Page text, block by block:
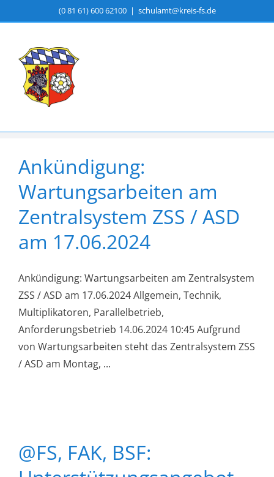
Inhalt
(0 81 61) 600 62100 | schulamt@kreis-fs.de
Ankündigung:
Wartungsarbeiten am
Zentralsystem ZSS / ASD
am 17.06.2024
Ankündigung: Wartungsarbeiten am Zentralsystem
ZSS / ASD am 17.06.2024 Allgemein, Technik,
Multiplikatoren, Parallelbetrieb,
Anforderungsbetrieb 14.06.2024 10:45 Aufgrund
von Wartungsarbeiten steht das Zentralsystem ZSS
/ ASD am Montag, ...
@FS, FAK, BSF: